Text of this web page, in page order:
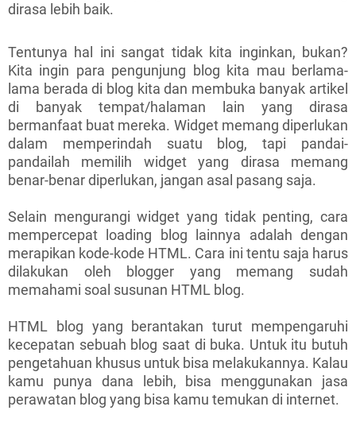
dirasa lebih baik.
Tentunya hal ini sangat tidak kita inginkan, bukan?
Kita ingin para pengunjung blog kita mau berlama-
lama berada di blog kita dan membuka banyak artikel
di banyak tempat/halaman lain yang dirasa
bermanfaat buat mereka. Widget memang diperlukan
dalam memperindah suatu blog, tapi pandai-
pandailah memilih widget yang dirasa memang
benar-benar diperlukan, jangan asal pasang saja.
Selain mengurangi widget yang tidak penting, cara
mempercepat loading blog lainnya adalah dengan
merapikan kode-kode HTML. Cara ini tentu saja harus
dilakukan oleh blogger yang memang sudah
memahami soal susunan HTML blog.
HTML blog yang berantakan turut mempengaruhi
kecepatan sebuah blog saat di buka. Untuk itu butuh
pengetahuan khusus untuk bisa melakukannya. Kalau
kamu punya dana lebih, bisa menggunakan jasa
perawatan blog yang bisa kamu temukan di internet.